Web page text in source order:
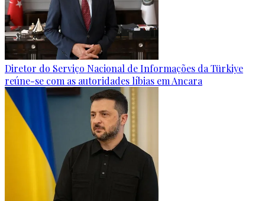
Diretor do Serviço Nacional de Informações da Türkiye
reúne-se com as autoridades líbias em Ancara